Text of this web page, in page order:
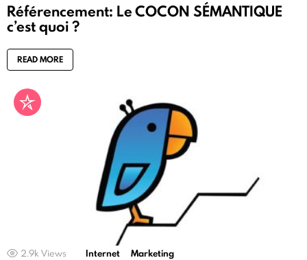
Référencement: Le COCON SÉMANTIQUE
c’est quoi ?
READ MORE
2.9k Views Internet Marketing